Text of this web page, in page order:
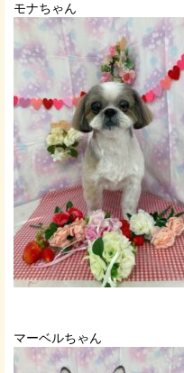
モナちゃん
マーベルちゃん